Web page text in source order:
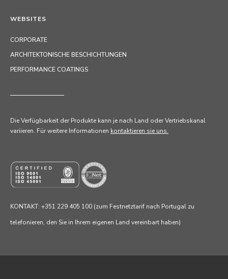
WEBSITES
CORPORATE
ARCHITEKTONISCHE BESCHICHTUNGEN
PERFORMANCE COATINGS
Die Verfügbarkeit der Produkte kann je nach Land oder Vertriebskanal
variieren. Für weitere Informationen kontaktieren sie uns.
KONTAKT: +351 229 405 100 (zum Festnetztarif nach Portugal zu
telefonieren, den Sie in Ihrem eigenen Land vereinbart haben)